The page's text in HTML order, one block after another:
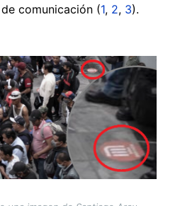
comunicación (1, 2, 3).